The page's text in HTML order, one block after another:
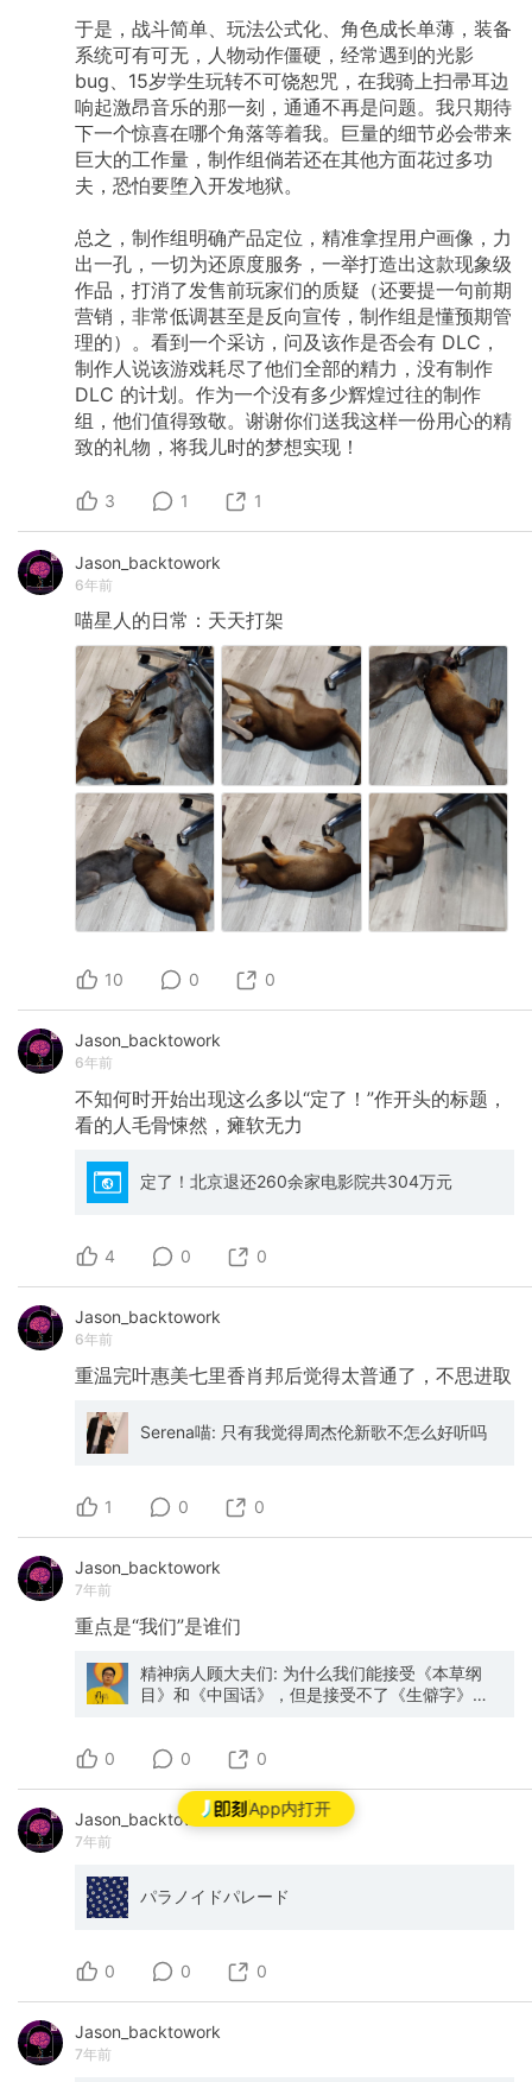
App内打开
Intent、iOS 上抢注 schema、搜索引擎上做竞价
排名……干的是同一件事情。ChatGPT 想用自然
语言来解决流量分发的问题。所以，套用一句
话，这是流量分发机制的自然语言界面。 这么一
想，什么 SEO、growth hacking……说不定还有
用武之地。振作吧！ （给不熟的人：这是开玩
笑... 我不喜欢这些事情） 其实这也不是
ChatGPT 首创。Google Assistant 接入第三方服
务的方式也是类似的，只是开发者体验要复杂一
的文档，发现这个服务即将在 6 月 13 日被
Google 亲手干掉。[4] 这也不是否定 plugins 的
创新。事实上，大部分革命性的创新也就是在前
人的基础上稍作改动而已。OpenAI 的研究和工程
能力当然是让人惊叹的，但我越来越觉得他们的
产品和市场能力也是让人惊叹的。 MIT Tech
Review 关于 ChatGPT 开发过程的访谈非常值得
一读 [5]，ChatGPT 本身也许可以称之为有史以
来最成功的 hackathon 项目（虽然远比一般的
hackathon 要昂贵，但相比于 GPT 本身的投入相
信只是个零头）。ChatGPT 把 GPT 重新包装成
OpenAI 不甘于只做基础设施了，他们现在看起来
Google 或 Apple 了。 Plugins 这个系统相信是在
力。Go-to market 的能力、连接用户需求和技术
的能力、商业化的能力、设计生态系统的能力...
不就是古典产品经理的核心能力么？怪不得老王
也要招产品经理 [6]。可惜，想来想去好像不认识
什么活人有这个能力。 你看，为了拖延写稿我宁
愿写这么大一段 [7]。没有仔细校对，有错漏请指
正。 [1]:
https://platform.openai.com/docs/plugins/
[2]:
https://en.wikipedia.org/wiki/Operating_system
[3]: https://openai.com/blog/chatgpt-plugins
[4]:
https://developers.google.com/assistant/
[5]:
https://www.technologyreview.com/2023/03/03/
story-oral-history-how-chatgpt-built-openai/
https://m.okjike.com/originalPosts/
[7]:
https://m.okjike.com/originalPosts/
于是，战斗简单、玩法公式化、角色成长单薄，装备
系统可有可无，人物动作僵硬，经常遇到的光影
bug、15岁学生玩转不可饶恕咒，在我骑上扫帚耳边
响起激昂音乐的那一刻，通通不再是问题。我只期待
下一个惊喜在哪个角落等着我。巨量的细节必会带来
巨大的工作量，制作组倘若还在其他方面花过多功
夫，恐怕要堕入开发地狱。
总之，制作组明确产品定位，精准拿捏用户画像，力
出一孔，一切为还原度服务，一举打造出这款现象级
作品，打消了发售前玩家们的质疑（还要提一句前期
营销，非常低调甚至是反向宣传，制作组是懂预期管
理的）。看到一个采访，问及该作是否会有 DLC，
制作人说该游戏耗尽了他们全部的精力，没有制作
DLC 的计划。作为一个没有多少辉煌过往的制作
组，他们值得致敬。谢谢你们送我这样一份用心的精
致的礼物，将我儿时的梦想实现！
3 1 1
Jason_backtowork
6年前
喵星人的日常：天天打架
10 0 0
Jason_backtowork
6年前
不知何时开始出现这么多以“定了！”作开头的标题，
看的人毛骨悚然，瘫软无力
定了！北京退还260余家电影院共304万元
4 0 0
Jason_backtowork
6年前
重温完叶惠美七里香肖邦后觉得太普通了，不思进取
Serena喵: 只有我觉得周杰伦新歌不怎么好听吗
1 0 0
Jason_backtowork
7年前
重点是“我们”是谁们
精神病人顾大夫们: 为什么我们能接受《本草纲
目》和《中国话》，但是接受不了《生僻字》
0 0 0
Jason_backtowork
7年前
パラノイドパレード
0 0 0
Jason_backtowork
7年前